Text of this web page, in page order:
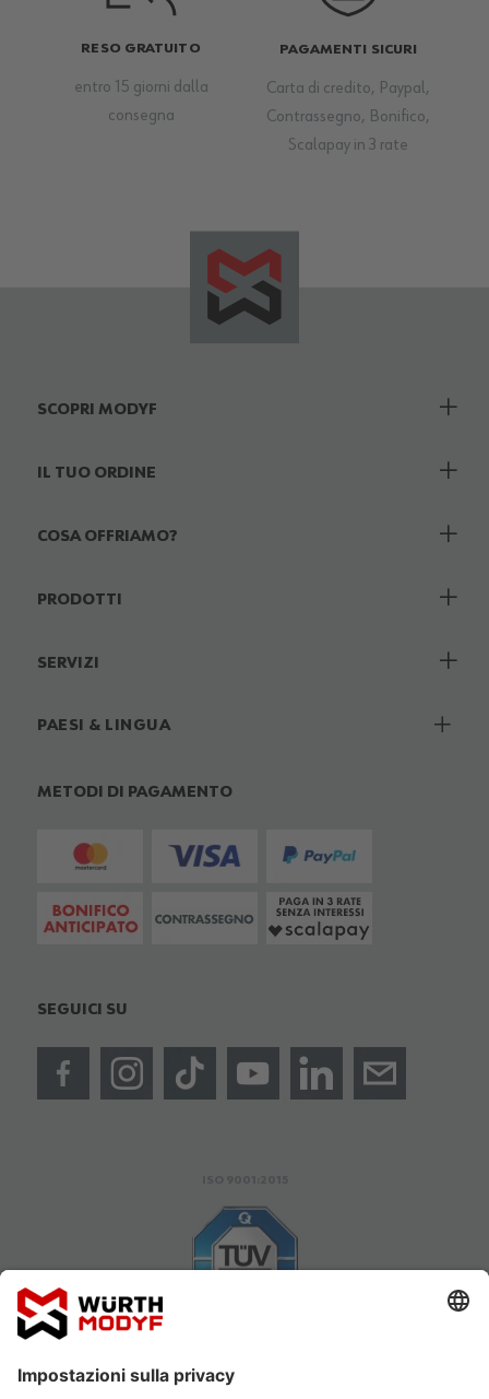
RESO GRATUITO
entro 15 giorni dalla
consegna
PAGAMENTI SICURI
Carta di credito, Paypal,
Contrassegno, Bonifico,
Scalapay in 3 rate
SCOPRI MODYF
IL TUO ORDINE
COSA OFFRIAMO?
PRODOTTI
SERVIZI
PAESI & LINGUA
METODI DI PAGAMENTO
SEGUICI SU